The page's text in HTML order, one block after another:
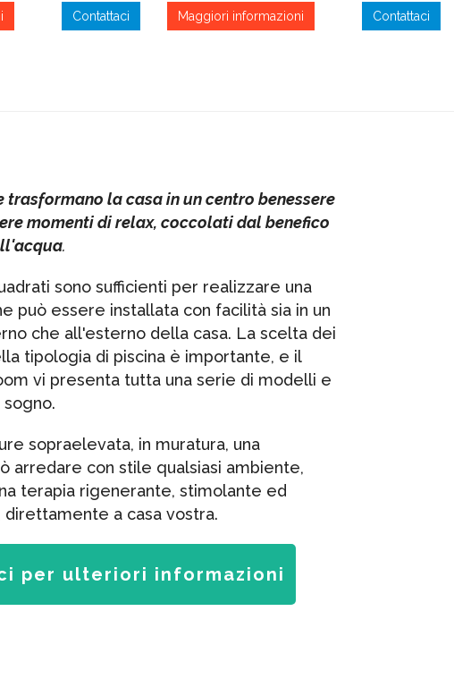
Contattaci Maggiori informazioni Contattaci
trasformano la casa in un centro benessere
momenti di relax, coccolati dal benefico
.
sono sufficienti per realizzare una
può essere installata con facilità sia in un
che all'esterno della casa. La scelta dei
tipologia di piscina è importante, e il
vi presenta tutta una serie di modelli e
sogno.
sopraelevata, in muratura, una
arredare con stile qualsiasi ambiente,
terapia rigenerante, stimolante ed
a casa vostra.
per ulteriori informazioni